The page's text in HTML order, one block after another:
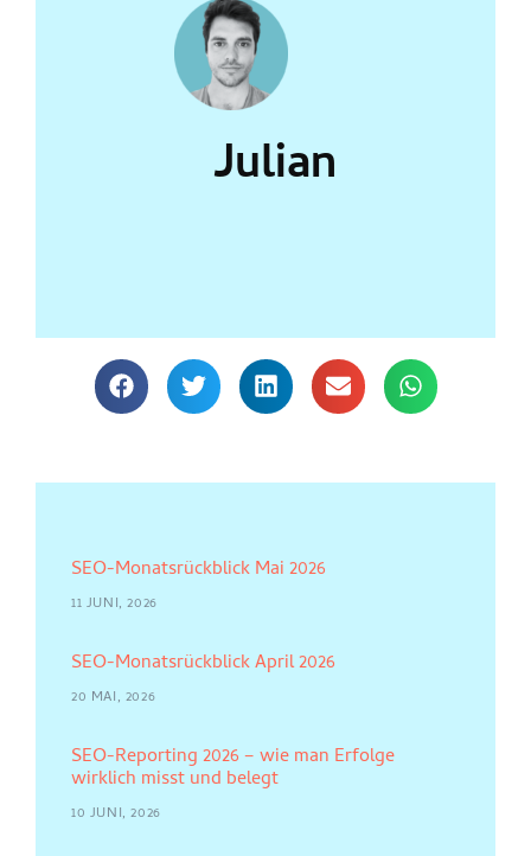
Julian
SEO-Monatsrückblick Mai 2026
11 JUNI, 2026
SEO-Monatsrückblick April 2026
20 MAI, 2026
SEO-Reporting 2026 – wie man Erfolge
wirklich misst und belegt
10 JUNI, 2026